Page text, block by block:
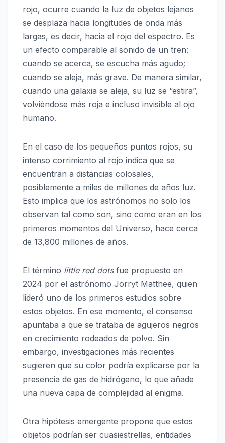
rojo, ocurre cuando la luz de objetos lejanos
se desplaza hacia longitudes de onda más
largas, es decir, hacia el rojo del espectro. Es
un efecto comparable al sonido de un tren:
cuando se acerca, se escucha más agudo;
cuando se aleja, más grave. De manera similar,
cuando una galaxia se aleja, su luz se “estira”,
volviéndose más roja e incluso invisible al ojo
humano.
En el caso de los pequeños puntos rojos, su
intenso corrimiento al rojo indica que se
encuentran a distancias colosales,
posiblemente a miles de millones de años luz.
Esto implica que los astrónomos no solo los
observan tal como son, sino como eran en los
primeros momentos del Universo, hace cerca
de 13,800 millones de años.
El término little red dotsfue propuesto en
2024 por el astrónomo Jorryt Matthee, quien
lideró uno de los primeros estudios sobre
estos objetos. En ese momento, el consenso
apuntaba a que se trataba de agujeros negros
en crecimiento rodeados de polvo. Sin
embargo, investigaciones más recientes
sugieren que su color podría explicarse por la
presencia de gas de hidrógeno, lo que añade
una nueva capa de complejidad al enigma.
Otra hipótesis emergente propone que estos
objetos podrían ser cuasiestrellas, entidades